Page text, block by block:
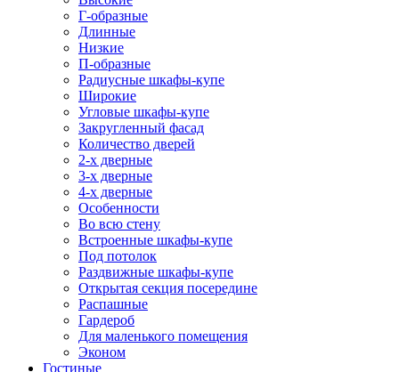
Г-образные
Длинные
Низкие
П-образные
Радиусные шкафы-купе
Широкие
Угловые шкафы-купе
Закругленный фасад
Количество дверей
2-х дверные
3-х дверные
4-х дверные
Особенности
Во всю стену
Встроенные шкафы-купе
Под потолок
Раздвижные шкафы-купе
Открытая секция посередине
Распашные
Гардероб
Для маленького помещения
Эконом
Гостиные